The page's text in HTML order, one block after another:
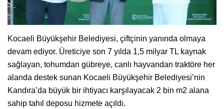
Kocaeli Büyükşehir Belediyesi, çiftçinin yanında olmaya
devam ediyor. Üreticiye son 7 yılda 1,5 milyar TL kaynak
sağlayan, tohumdan gübreye, canlı hayvandan traktöre her
alanda destek sunan Kocaeli Büyükşehir Belediyesi’nin
Kandıra’da büyük bir ihtiyacı karşılayacak 2 bin m2 alana
sahip tahıl deposu hizmete açıldı.